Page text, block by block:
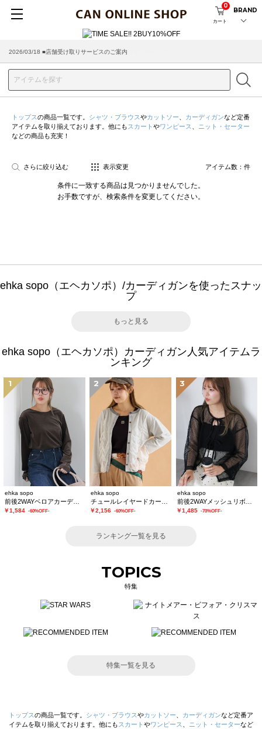
カート
0
BRAND
2026/03/18 ■店舗受け取りサービスのご案内
トップスの商品一覧です。 シャツ・ブラウスやカットソー カーディガンなど定番
アイテムを取り揃えております。他にも スカート やワンピース
ニット・セーター
などの商品も充実！
さらに絞り込む 表示変更 アイテム数： 件
条件に一致する商品は見つかりませんでした。
お手数ですが、検索条件を変更してください。
ehka sopo（エヘカソポ）/カーディガンを使ったスナッ
プ
もっと見る
ehka sopo（エヘカソポ）カーディガン人気アイテムラ
ンキング
1
ehka sopo
￥1,584 -60%OFF-
2
ehka sopo
￥2,156 -60%OFF-
3
ehka sopo
前後2WAYメッシュリボンカーディガン
￥1,485 -70%OFF-
ランキング一覧を見る
TOPICS
特集
特集一覧を見る
トップスの商品一覧です。 シャツ・ブラウスやカットソー カーディガンなど定番ア
イテムを取り揃えております。他にも スカート やワンピース ニット・セーターなど